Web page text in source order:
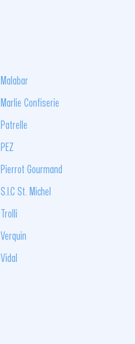
Malabar
Marlie Confiserie
Patrelle
PEZ
Pierrot Gourmand
S.I.C St. Michel
Trolli
Verquin
Vidal